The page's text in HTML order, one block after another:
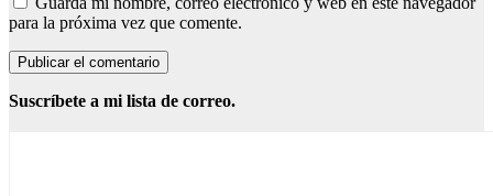
para la próxima vez que comente.
Suscríbete a mi lista de correo.